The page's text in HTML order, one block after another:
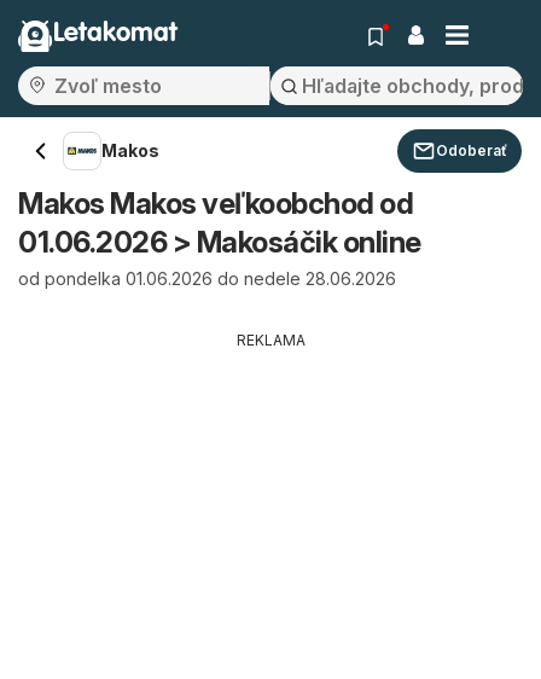
Letakomat
Makos Odoberať
Makos Makos veľkoobchod od
01.06.2026 > Makosáčik online
od pondelka 01.06.2026 do nedele 28.06.2026
REKLAMA